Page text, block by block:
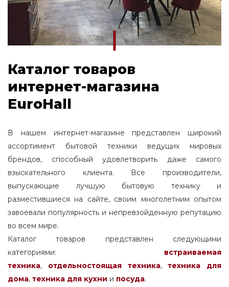
Каталог товаров
интернет-магазина
EuroHall
В нашем интернет-магазине представлен широкий
ассортимент бытовой техники ведущих мировых
брендов, способный удовлетворить даже самого
взыскательного клиента. Все производители,
выпускающие лучшую бытовую технику и
разместившиеся на сайте, своим многолетним опытом
завоевали популярность и непревзойденную репутацию
во всем мире.
Каталог товаров представлен следующими
категориями: встраиваемая
техника, отдельностоящаятехника,
техника для
дома, техника для кухни и посуда.